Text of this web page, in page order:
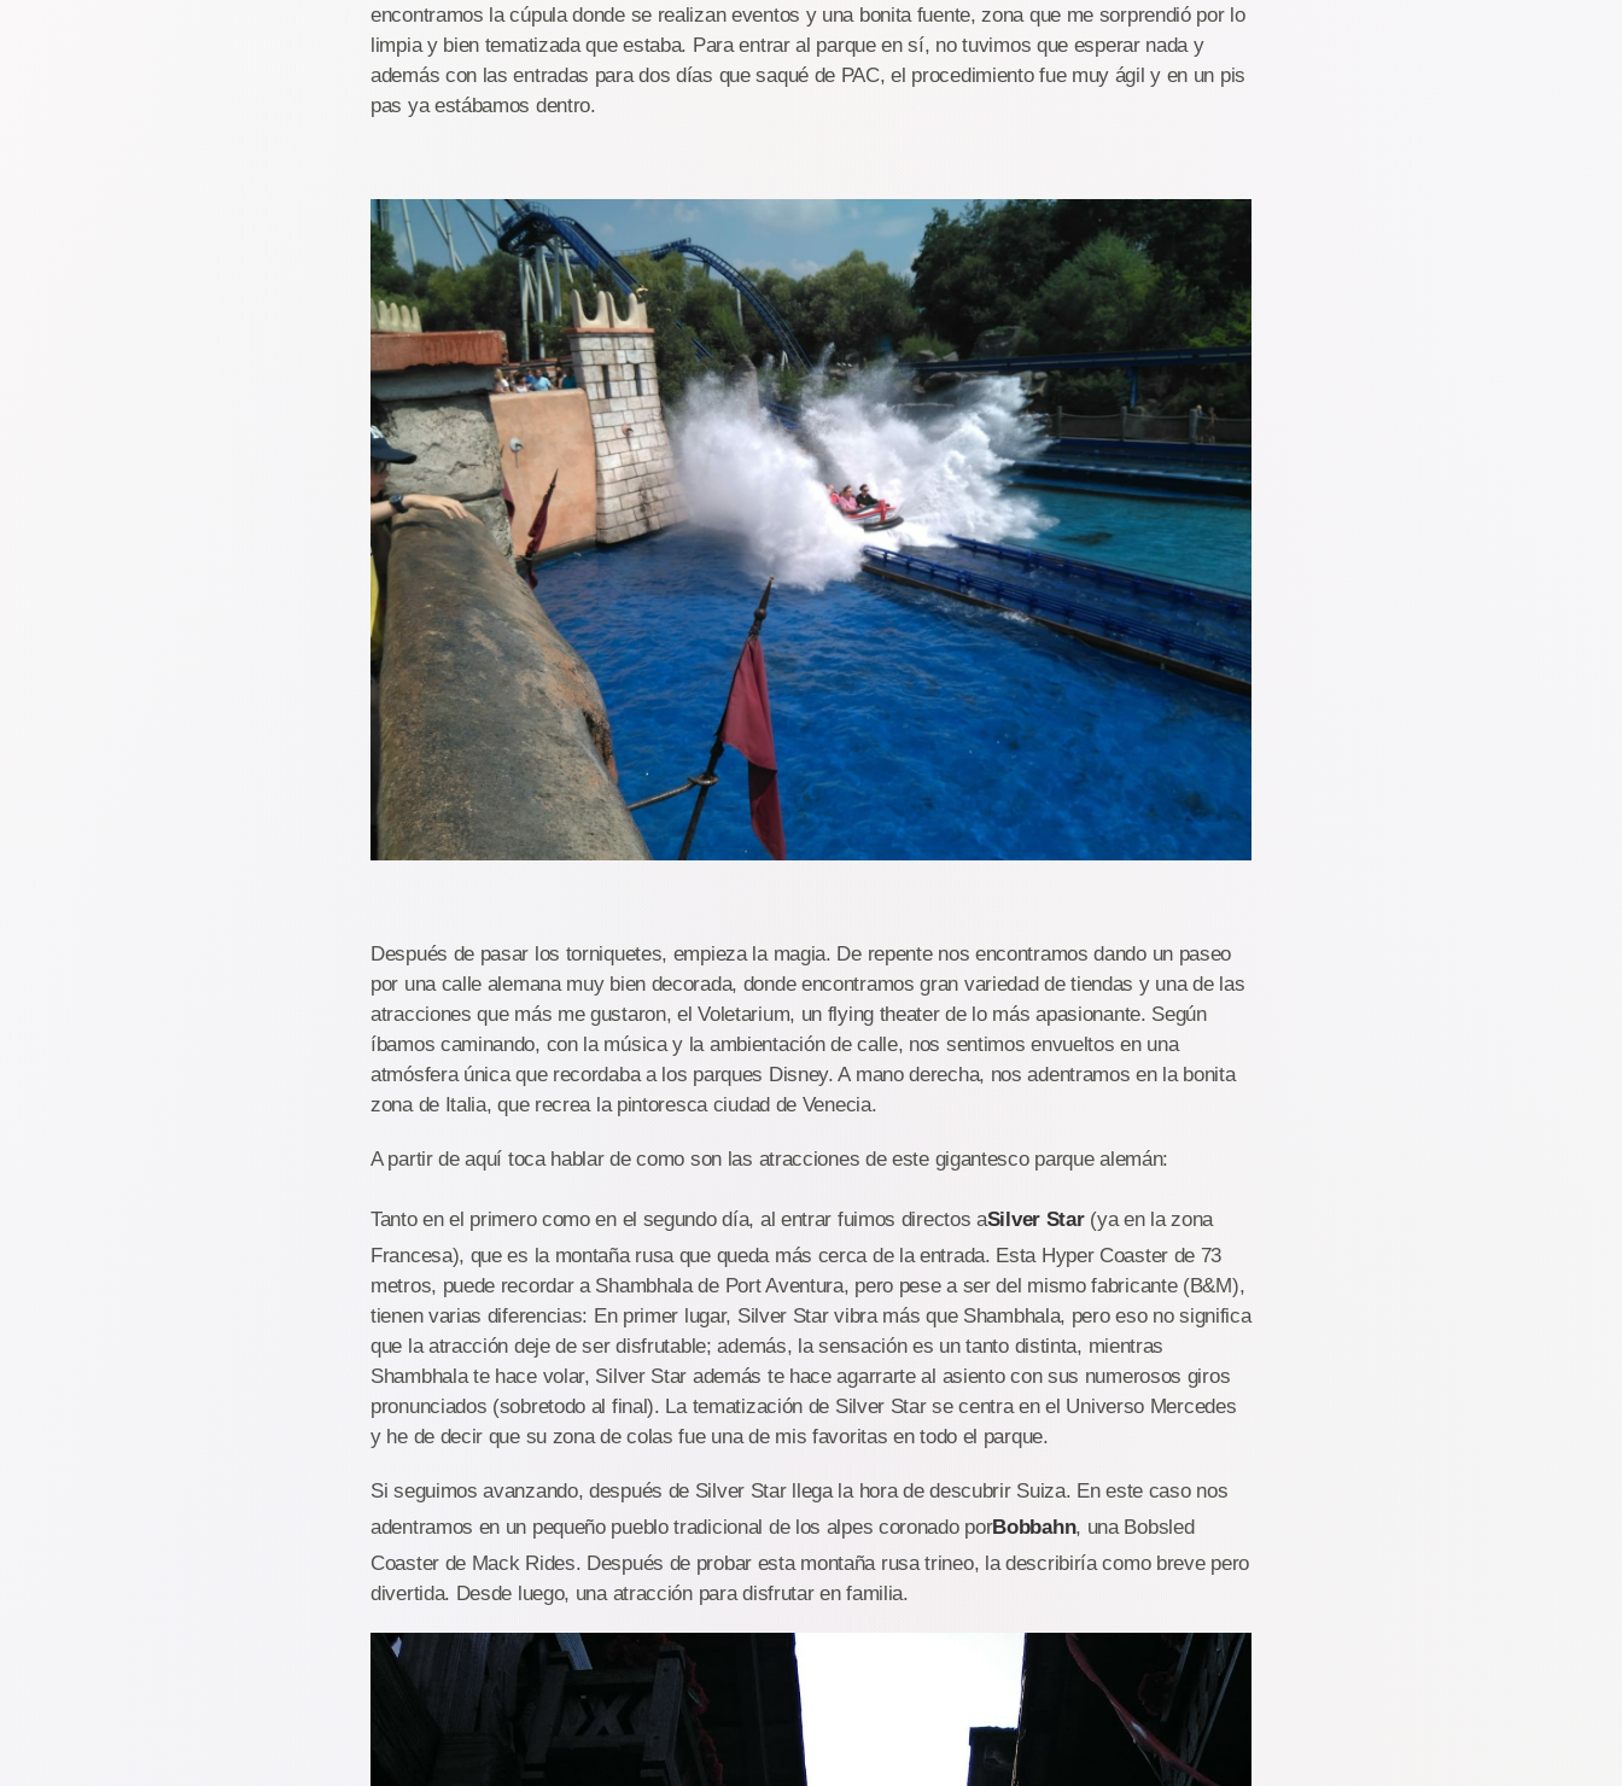
encontramos la cúpula donde se realizan eventos y una bonita fuente, zona que me sorprendió por lo
limpia y bien tematizada que estaba. Para entrar al parque en sí, no tuvimos que esperar nada y
además con las entradas para dos días que saqué de PAC, el procedimiento fue muy ágil y en un pis
pas ya estábamos dentro.
Después de pasar los torniquetes, empieza la magia. De repente nos encontramos dando un paseo
por una calle alemana muy bien decorada, donde encontramos gran variedad de tiendas y una de las
atracciones que más me gustaron, el Voletarium, un flying theater de lo más apasionante. Según
íbamos caminando, con la música y la ambientación de calle, nos sentimos envueltos en una
atmósfera única que recordaba a los parques Disney. A mano derecha, nos adentramos en la bonita
zona de Italia, que recrea la pintoresca ciudad de Venecia.
A partir de aquí toca hablar de como son las atracciones de este gigantesco parque alemán:
Tanto en el primero como en el segundo día, al entrar fuimos directos aSilver Star(ya en la zona
Francesa), que es la montaña rusa que queda más cerca de la entrada. Esta Hyper Coaster de 73
metros, puede recordar a Shambhala de Port Aventura, pero pese a ser del mismo fabricante (B&M),
tienen varias diferencias: En primer lugar, Silver Star vibra más que Shambhala, pero eso no significa
que la atracción deje de ser disfrutable; además, la sensación es un tanto distinta, mientras
Shambhala te hace volar, Silver Star además te hace agarrarte al asiento con sus numerosos giros
pronunciados (sobretodo al final). La tematización de Silver Star se centra en el Universo Mercedes
y he de decir que su zona de colas fue una de mis favoritas en todo el parque.
Si seguimos avanzando, después de Silver Star llega la hora de descubrir Suiza. En este caso nos
adentramos en un pequeño pueblo tradicional de los alpes coronado porBobbahn, una Bobsled
Coaster de Mack Rides. Después de probar esta montaña rusa trineo, la describiría como breve pero
divertida. Desde luego, una atracción para disfrutar en familia.